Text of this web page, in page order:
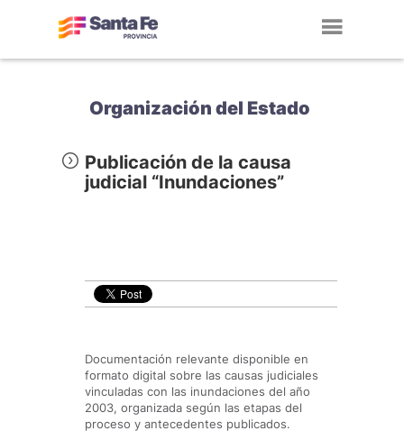
Organización del Estado
Publicación de la causa
judicial “Inundaciones”
Documentación relevante disponible en
formato digital sobre las causas judiciales
vinculadas con las inundaciones del año
2003, organizada según las etapas del
proceso y antecedentes publicados.